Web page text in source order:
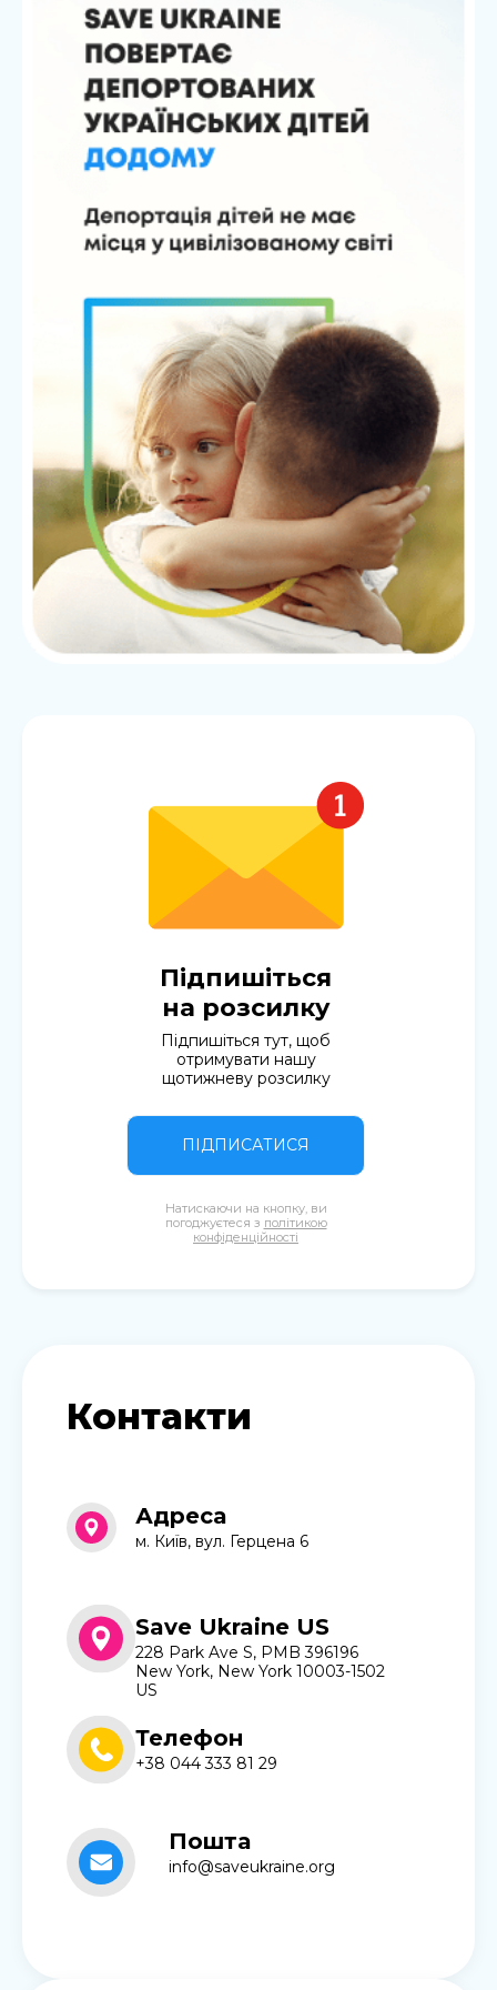
Підпишіться
на розсилку
Підпишіться тут, щоб
отримувати нашу
щотижневу розсилку
ПІДПИСАТИСЯ
Натискаючи на кнопку, ви
погоджуєтеся з політикою
конфіденційності
Контакти
Адреса
м. Київ, вул. Герцена 6
Save Ukraine US
228 Park Ave S, PMB 396196
New York, New York 10003-1502
US
Телефон
+38 044 333 81 29
Пошта
info@saveukraine.org